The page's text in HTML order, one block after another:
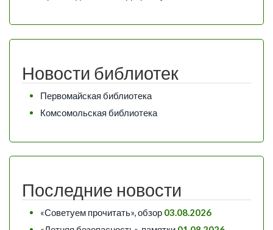
Новости библиотек
Первомайская библиотека
Комсомольская библиотека
Последние новости
«Советуем прочитать», обзор 03.08.2026